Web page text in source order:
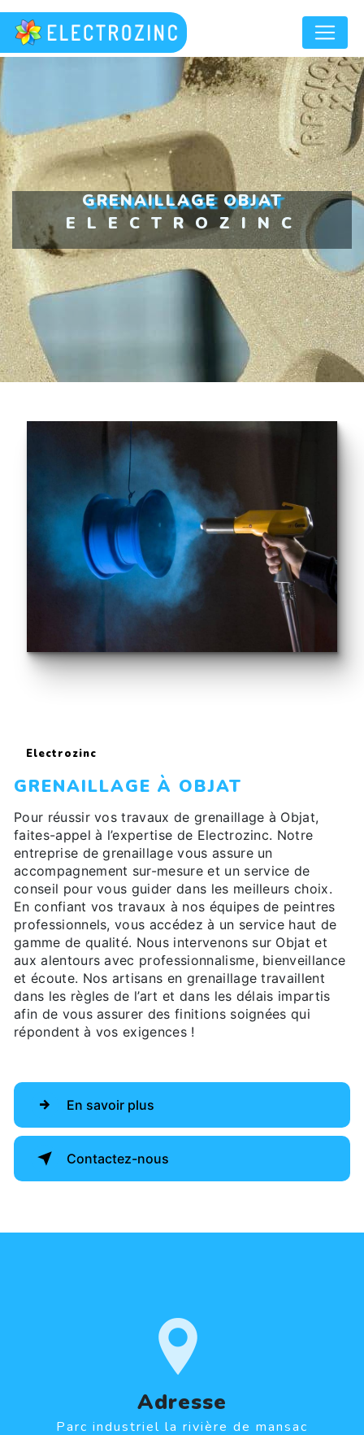
GRENAILLAGE OBJAT
ELECTROZINC
Electrozinc
GRENAILLAGE À OBJAT
Pour réussir vos travaux de grenaillage à Objat,
faites-appel à l’expertise de Electrozinc. Notre
entreprise de grenaillage vous assure un
accompagnement sur-mesure et un service de
conseil pour vous guider dans les meilleurs choix.
En confiant vos travaux à nos équipes de peintres
professionnels, vous accédez à un service haut de
gamme de qualité. Nous intervenons sur Objat et
aux alentours avec professionnalisme, bienveillance
et écoute. Nos artisans en grenaillage travaillent
dans les règles de l’art et dans les délais impartis
afin de vous assurer des finitions soignées qui
répondent à vos exigences !
En savoir plus
Contactez-nous
Adresse
Parc industriel la rivière de mansac
Panneau de gestion des cookies